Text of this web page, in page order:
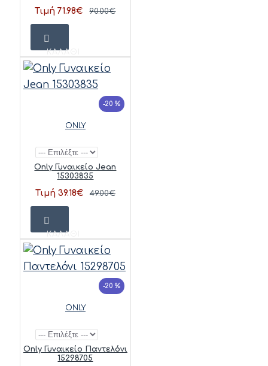
Τιμή 71.98€ 90.00€
ΚΑΛΆΘΙ
-20 %
ONLY
Only Γυναικείο Jean
15303835
Τιμή 39.18€ 49.00€
ΚΑΛΆΘΙ
-20 %
ONLY
Only Γυναικείο Παντελόνι
15298705